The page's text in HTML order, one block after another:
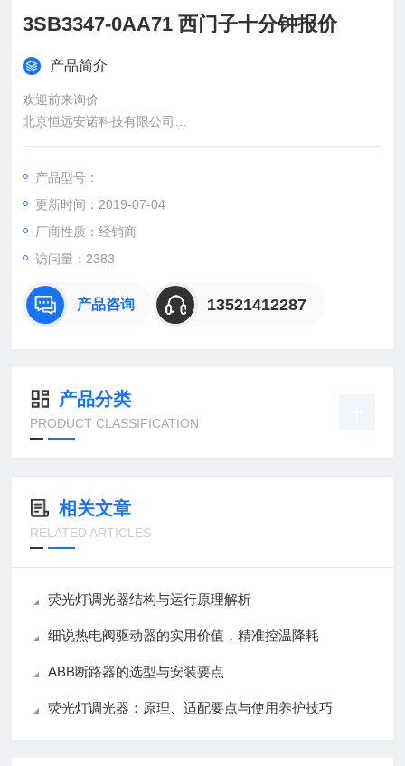
3SB3347-0AA71 西门子十分钟报价
产品简介
欢迎前来询价
北京恒远安诺科技有限公司
：
：曹
：
直销德国欧洲机电工控设备配件
国及欧洲生产的各类工控机电设备、仪器仪表、零配件，保证*。
公司
产品型号：
更新时间：2019-07-04
厂商性质：经销商
访问量：2383
产品咨询 13521412287
产品分类
PRODUCT CLASSIFICATION
相关文章
RELATED ARTICLES
荧光灯调光器结构与运行原理解析
细说热电阀驱动器的实用价值，精准控温降耗
ABB断路器的选型与安装要点
荧光灯调光器：原理、适配要点与使用养护技巧